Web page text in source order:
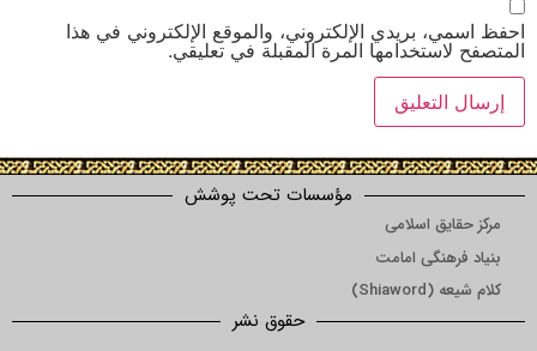
بريدي الإلكتروني، والموقع الإلكتروني في هذا
المرة المقبلة في تعليقي.
مؤسسات تحت پوشش
اسلامی
امامت
حقوق نشر